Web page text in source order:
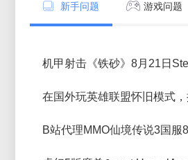
新手问题 游戏问题